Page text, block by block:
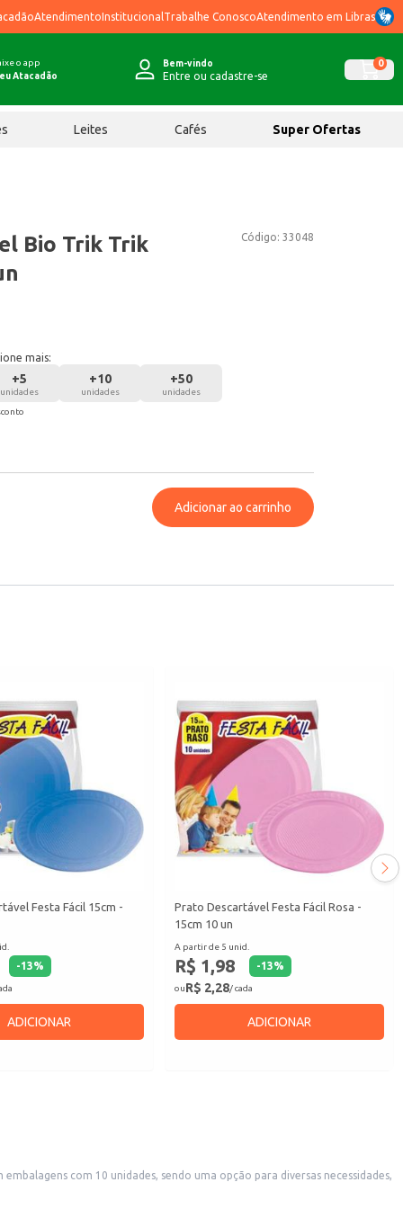
AtendimentoInstitucional Trabalhe ConoscoAtendimento em Libras
o app
Atacadão
Bem-vindo
Entre ou cadastre-se
0
Leites Cafés Super Ofertas
Código: 33048
Bio Trik Trik
mais:
+5
unidades
+10
unidades
+50
unidades
Adicionar ao carrinho
Festa Fácil 15cm -
-13%
ADICIONAR
Prato Descartável Festa Fácil Rosa -
15cm 10 un
A partir de 5 unid.
R$ 1,98 -13%
ouR$ 2,28/ cada
ADICIONAR
com 10 unidades, sendo uma opção para diversas necessidades,